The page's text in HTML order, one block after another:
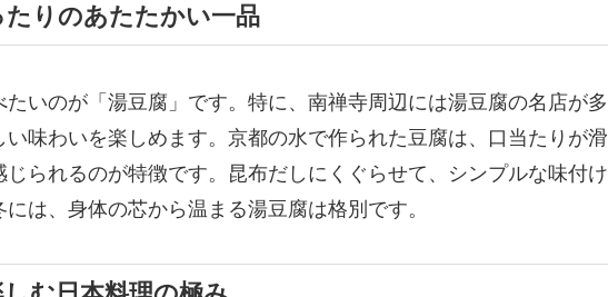
りのあたたかい一品
いのが「湯豆腐」です。特に、南禅寺周辺には湯豆腐の名店が多
い味わいを楽しめます。京都の水で作られた豆腐は、口当たりが滑
られるのが特徴です。昆布だしにくぐらせて、シンプルな味付け
は、身体の芯から温まる湯豆腐は格別です。